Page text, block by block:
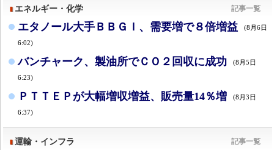
エネルギー・化学 記事一覧
エタノール大手ＢＢＧＩ、需要増で８倍増益 (8月6日
6:02)
バンチャーク、製油所でＣＯ２回収に成功 (8月5日
6:23)
ＰＴＴＥＰが大幅増収増益、販売量14％増 (8月3日
6:37)
運輸・インフラ 記事一覧